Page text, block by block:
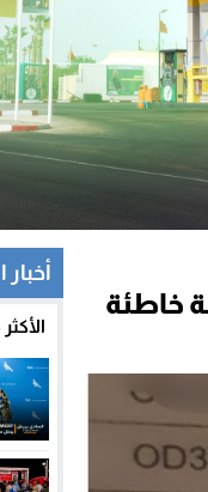
خاطئة
أخبار